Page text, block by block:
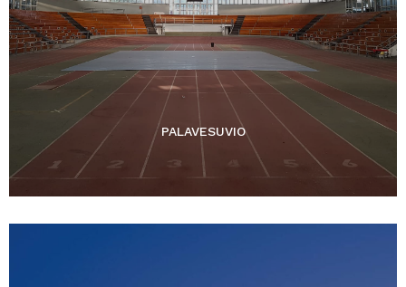
PALAVESUVIO